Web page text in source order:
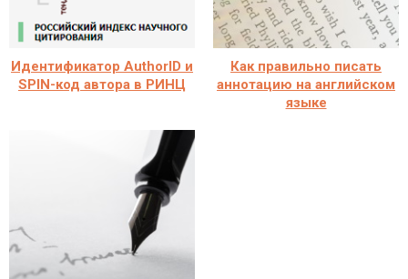
Идентификатор AuthorID и
SPIN-код автора в РИНЦ
Как правильно писать
аннотацию на английском
языке